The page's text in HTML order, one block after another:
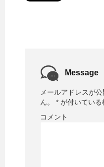
Message
メールアドレスが
ん。
* が付いている
コメント